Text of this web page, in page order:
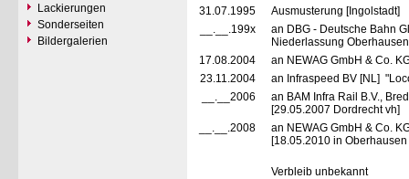
Lackierungen
Sonderseiten
Bildergalerien
31.07.1995
Ausmusterung [Ingolstadt]
__.__.199x
an DBG - Deutsche Bahn
Niederlassung
17.08.2004
an NEWAG GmbH & Co.
23.11.2004
an Infraspeed BV [NL]
__.__2006
an BAM Infra Rail B.V.,
[29.05.2007 Dordrecht vh]
__.__.2008
an NEWAG GmbH & Co.
[18.05.2010 in Oberhausen
Verbleib unbekannt